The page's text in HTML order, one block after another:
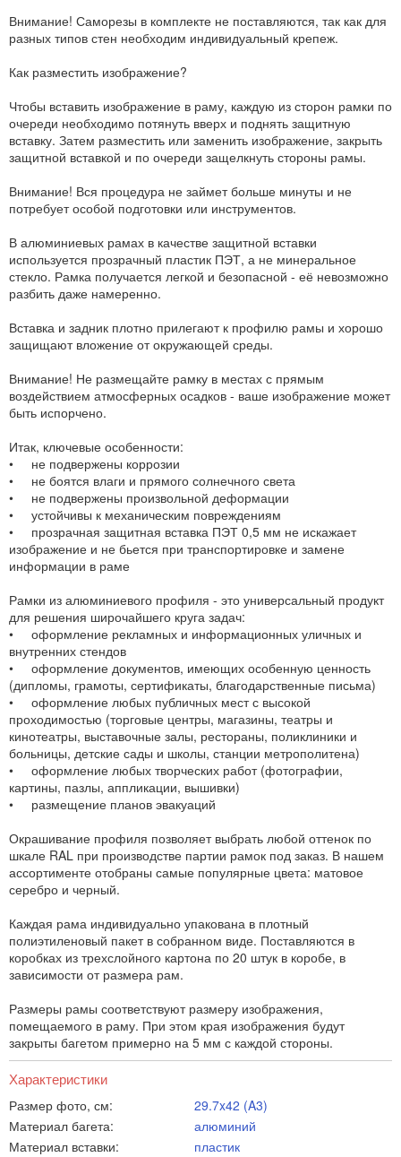
Внимание! Саморезы в комплекте не поставляются, так как для
разных типов стен необходим индивидуальный крепеж.
Как разместить изображение?
Чтобы вставить изображение в раму, каждую из сторон рамки по
очереди необходимо потянуть вверх и поднять защитную
вставку. Затем разместить или заменить изображение, закрыть
защитной вставкой и по очереди защелкнуть стороны рамы.
Внимание! Вся процедура не займет больше минуты и не
потребует особой подготовки или инструментов.
В алюминиевых рамах в качестве защитной вставки
используется прозрачный пластик ПЭТ, а не минеральное
стекло. Рамка получается легкой и безопасной - её невозможно
разбить даже намеренно.
Вставка и задник плотно прилегают к профилю рамы и хорошо
защищают вложение от окружающей среды.
Внимание! Не размещайте рамку в местах с прямым
воздействием атмосферных осадков - ваше изображение может
быть испорчено.
Итак, ключевые особенности:
• не подвержены коррозии
• не боятся влаги и прямого солнечного света
• не подвержены произвольной деформации
• устойчивы к механическим повреждениям
• прозрачная защитная вставка ПЭТ 0,5 мм не искажает
изображение и не бьется при транспортировке и замене
информации в раме
Рамки из алюминиевого профиля - это универсальный продукт
для решения широчайшего круга задач:
• оформление рекламных и информационных уличных и
внутренних стендов
• оформление документов, имеющих особенную ценность
(дипломы, грамоты, сертификаты, благодарственные письма)
• оформление любых публичных мест с высокой
проходимостью (торговые центры, магазины, театры и
кинотеатры, выставочные залы, рестораны, поликлиники и
больницы, детские сады и школы, станции метрополитена)
• оформление любых творческих работ (фотографии,
картины, пазлы, аппликации, вышивки)
• размещение планов эвакуаций
Окрашивание профиля позволяет выбрать любой оттенок по
шкале RAL при производстве партии рамок под заказ. В нашем
ассортименте отобраны самые популярные цвета: матовое
серебро и черный.
Каждая рама индивидуально упакована в плотный
полиэтиленовый пакет в собранном виде. Поставляются в
коробках из трехслойного картона по 20 штук в коробе, в
зависимости от размера рам.
Размеры рамы соответствуют размеру изображения,
помещаемого в раму. При этом края изображения будут
закрыты багетом примерно на 5 мм с каждой стороны.
Характеристики
Размер фото, см:
29.7x42 (A3)
Материал багета:
алюминий
Материал вставки:
пластик